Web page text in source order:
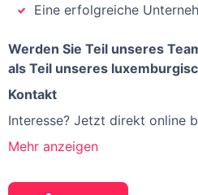
Eine erfolgreiche
Werden Sie Teil unseres
als Teil unseres
Kontakt
Interesse? Jetzt direkt online
Mehr anzeigen